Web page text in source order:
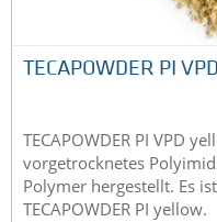
TECAPOWDER PI
TECAPOWDER PI VPD
vorgetrocknetes
Polymer hergestellt. Es
TECAPOWDER PI yellow.